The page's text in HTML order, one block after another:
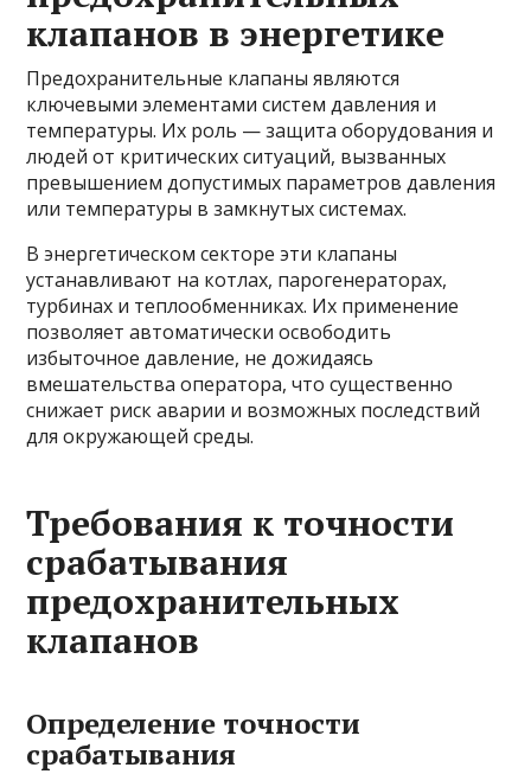
клапанов в энергетике
Предохранительные клапаны являются
ключевыми элементами систем давления и
температуры. Их роль — защита оборудования и
людей от критических ситуаций, вызванных
превышением допустимых параметров давления
или температуры в замкнутых системах.
В энергетическом секторе эти клапаны
устанавливают на котлах, парогенераторах,
турбинах и теплообменниках. Их применение
позволяет автоматически освободить
избыточное давление, не дожидаясь
вмешательства оператора, что существенно
снижает риск аварии и возможных последствий
для окружающей среды.
Требования к точности
срабатывания
предохранительных
клапанов
Определение точности
срабатывания